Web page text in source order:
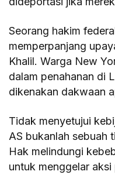
Seorang hakim
memperpanjang
Khalil. Warga New
dalam penahanan di
dikenakan dakwaan
Tidak menyetujui
AS bukanlah sebuah
Hak melindungi
untuk menggelar aksi